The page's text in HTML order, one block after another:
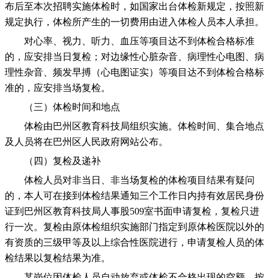
布后至本次招聘实施体检时，如国家出台体检新规定，按照新
规定执行，体检所产生的一切费用由进入体检人员本人承担。
对心率、视力、听力、血压等项目达不到体检合格标准
的，应安排当日复检；对边缘性心脏杂音、病理性心电图、病
理性杂音、频发早搏（心电图证实）等项目达不到体检合格标
准的，应安排当场复检。
（三）体检时间和地点
体检由巴州区教育科技局组织实施。体检时间、集合地点
及人员将在巴州区人民政府网站公布。
（四）复检及递补
体检人员对非当日、非当场复检的体检项目结果有疑问
的，本人可在接到体检结果通知三个工作日内持有效居民身份
证到巴州区教育科技局人事股509室书面申请复检，复检只进
行一次。复检由原体检组织实施部门指定到原体检医院以外的
有资质的三级甲等及以上综合性医院进行，申请复检人员的体
检结果以复检结果为准。